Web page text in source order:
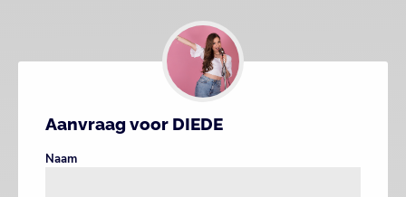
Aanvraag voor DIEDE
Naam